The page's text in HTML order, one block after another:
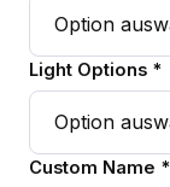
Light Options *
Custom Name *